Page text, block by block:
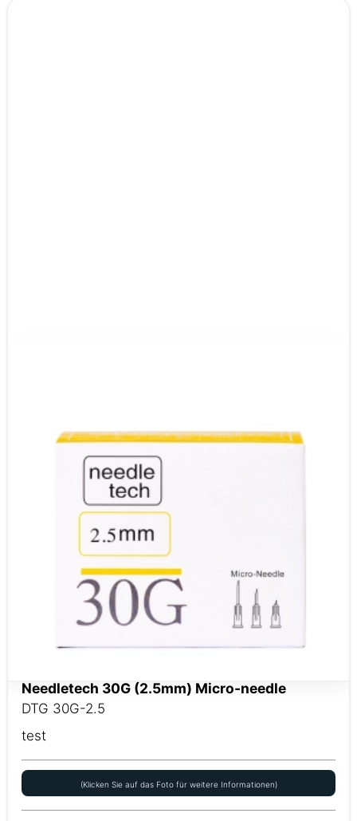
Needletech 30G (2.5mm) Micro-needle
DTG 30G-2.5
test
(Klicken Sie auf das Foto für weitere Informationen)